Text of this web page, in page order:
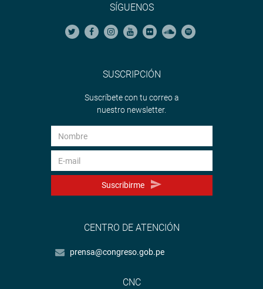
SÍGUENOS
SUSCRIPCIÓN
Suscríbete con tu correo a
nuestro newsletter.
Suscribirme
CENTRO DE ATENCIÓN
prensa@congreso.gob.pe
CNC